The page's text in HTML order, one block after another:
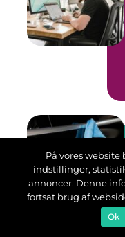
På vores
indstillinger,
annoncer. Denne
fortsat brug af
Ok